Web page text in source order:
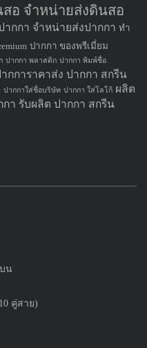
อ จำหน่ายส่งดินสอ
ากกา จำหน่ายส่งปากกา ทำ
ปากกา ของพรีเมี่ยม
ปากกา พลาสติก ปากกา พิมพ์ชื่อ
กการาคาส่ง ปากกา สกรีน
ปากกาใส่ชื่อบริษัท ปากกา ใส่โลโก้ ผลิต
กา รับผลิต ปากกา สกรีน
น
คู่สาย)